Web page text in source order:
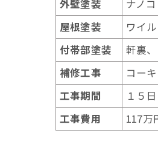
外壁塗装
ナノ
屋根塗装
ワイ
付帯部塗装
軒裏
補修工事
コー
工事期間
１５
工事費用
117万